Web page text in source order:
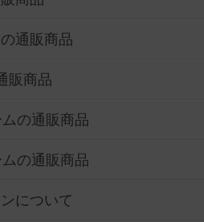
通販商品
販商品
の通販商品
の通販商品
について